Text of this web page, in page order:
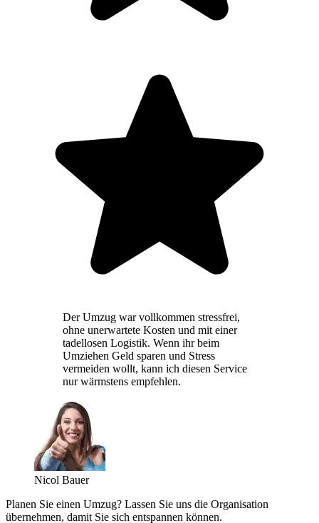
Der Umzug war vollkommen stressfrei,
ohne unerwartete Kosten und mit einer
tadellosen Logistik. Wenn ihr beim
Umziehen Geld sparen und Stress
vermeiden wollt, kann ich diesen Service
nur wärmstens empfehlen.
Nicol Bauer
Planen Sie einen Umzug? Lassen Sie uns die Organisation
übernehmen, damit Sie sich entspannen können.